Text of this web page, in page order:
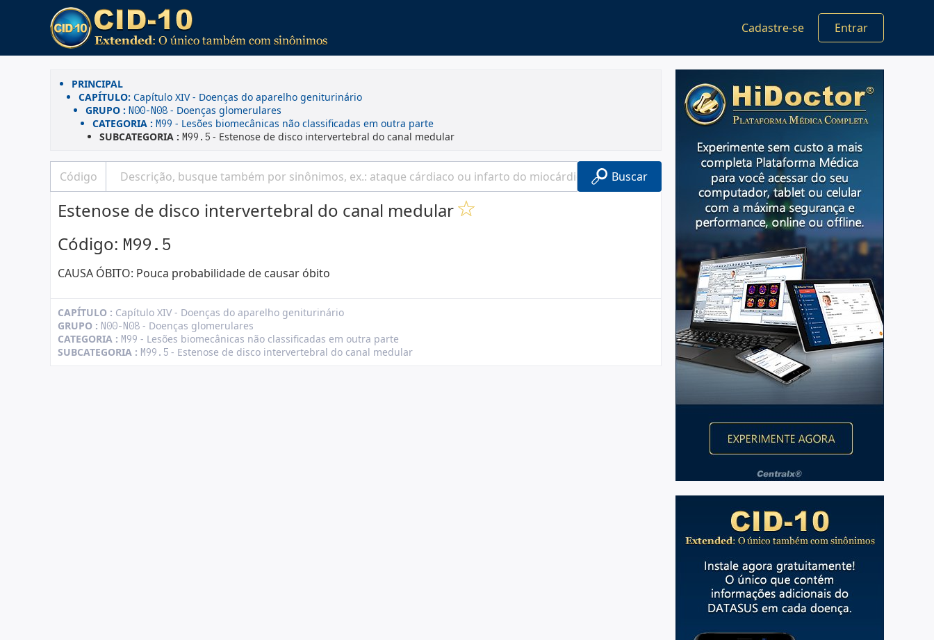
Cadastre-se Entrar
PRINCIPAL
CAPÍTULO: Capítulo XIV - Doenças do aparelho geniturinário
GRUPO : N00-N08 - Doenças glomerulares
CATEGORIA : M99 - Lesões biomecânicas não classificadas em outra parte
SUBCATEGORIA : M99.5 - Estenose de disco intervertebral do canal medular
Buscar
Estenose de disco intervertebral do canal medular
Código: M99.5
CAUSA ÓBITO: Pouca probabilidade de causar óbito
CAPÍTULO : Capítulo XIV - Doenças do aparelho geniturinário
GRUPO : N00-N08 - Doenças glomerulares
CATEGORIA : M99 - Lesões biomecânicas não classificadas em outra parte
SUBCATEGORIA : M99.5 - Estenose de disco intervertebral do canal medular